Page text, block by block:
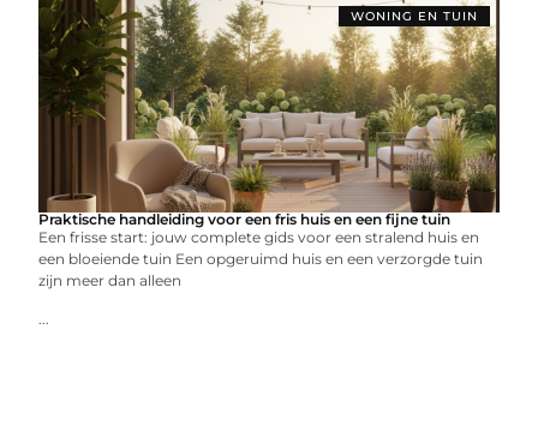
WONING EN TUIN
Praktische handleiding voor een fris huis en een fijne tuin
Een frisse start: jouw complete gids voor een stralend huis en
een bloeiende tuin Een opgeruimd huis en een verzorgde tuin
zijn meer dan alleen
...